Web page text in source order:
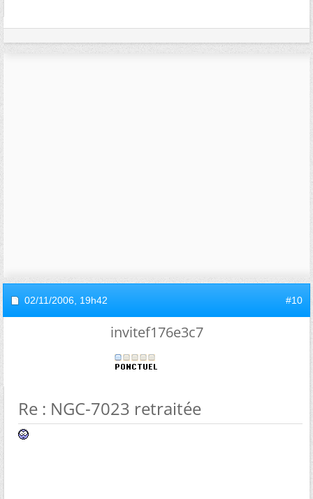
02/11/2006, 19h42 #10
invitef176e3c7
Re : NGC-7023 retraitée